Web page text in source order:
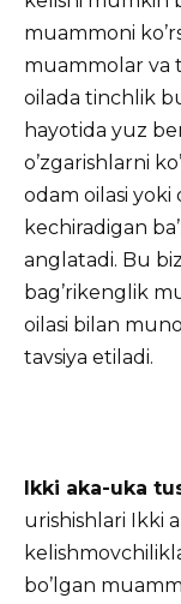
muammoni
muammolar va
oilada tinchlik
hayotida yuz
o’zgarishlarni
odam oilasi
kechiradigan
anglatadi. Bu
bag’rikenglik
oilasi bilan
tavsiya etiladi.
Ikki aka-uka
urishishlari Ikki
bo’lgan